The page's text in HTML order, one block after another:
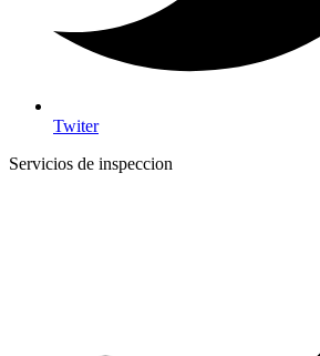
Twiter
Servicios de inspeccion